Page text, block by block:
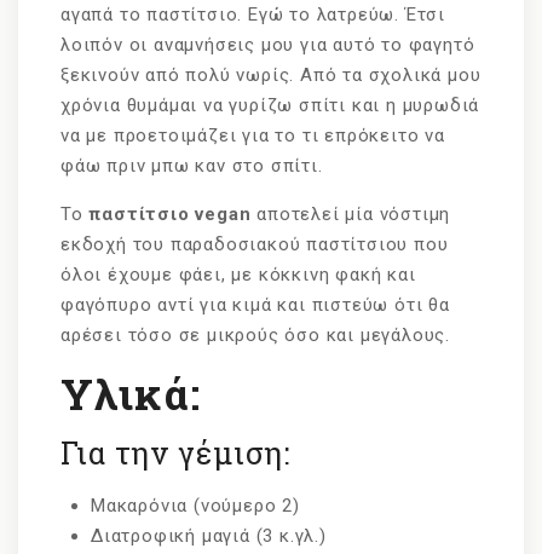
αγαπά το παστίτσιο. Εγώ το λατρεύω. Έτσι
λοιπόν οι αναμνήσεις μου για αυτό το φαγητό
ξεκινούν από πολύ νωρίς. Από τα σχολικά μου
χρόνια θυμάμαι να γυρίζω σπίτι και η μυρωδιά
να με προετοιμάζει για το τι επρόκειτο να
φάω πριν μπω καν στο σπίτι.
Τοπαστίτσιο vegan αποτελεί μία νόστιμη
εκδοχή του παραδοσιακού παστίτσιου που
όλοι έχουμε φάει, με κόκκινη φακή και
φαγόπυρο αντί για κιμά και πιστεύω ότι θα
αρέσει τόσο σε μικρούς όσο και μεγάλους.
Υλικά:
Για την γέμιση:
Μακαρόνια (νούμερο 2)
Διατροφική μαγιά (3 κ.γλ.)